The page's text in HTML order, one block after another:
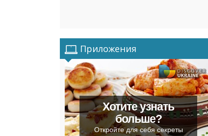
Приложения
Хотите узнать
больше?
Откройте для себя секреты